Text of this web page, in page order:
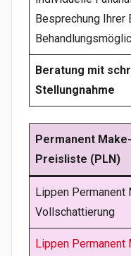
auf die
Bedürfnisse der
oder
von den
Alle этапы/
Weiterführende
meinen
Nach der
wichtige
Besprechung
Beratung mit
Stellungnahme
Permanent
Preisliste (PLN)
Lippen Permanent
Vollschattierung
Lippen Permanent